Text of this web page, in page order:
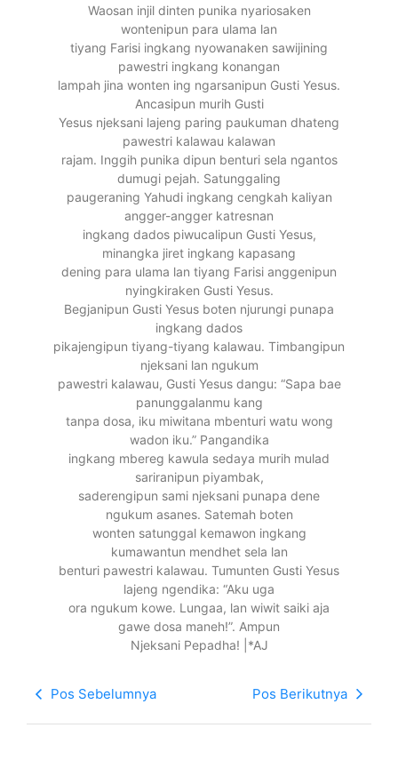
Waosan injil dinten punika nyariosaken
wontenipun para ulama lan
tiyang Farisi ingkang nyowanaken sawijining
pawestri ingkang konangan
lampah jina wonten ing ngarsanipun Gusti Yesus.
Ancasipun murih Gusti
Yesus njeksani lajeng paring paukuman dhateng
pawestri kalawau kalawan
rajam. Inggih punika dipun benturi sela ngantos
dumugi pejah. Satunggaling
paugeraning Yahudi ingkang cengkah kaliyan
angger-angger katresnan
ingkang dados piwucalipun Gusti Yesus,
minangka jiret ingkang kapasang
dening para ulama lan tiyang Farisi anggenipun
nyingkiraken Gusti Yesus.
Begjanipun Gusti Yesus boten njurungi punapa
ingkang dados
pikajengipun tiyang-tiyang kalawau. Timbangipun
njeksani lan ngukum
pawestri kalawau, Gusti Yesus dangu: “Sapa bae
panunggalanmu kang
tanpa dosa, iku miwitana mbenturi watu wong
wadon iku.” Pangandika
ingkang mbereg kawula sedaya murih mulad
sariranipun piyambak,
saderengipun sami njeksani punapa dene
ngukum asanes. Satemah boten
wonten satunggal kemawon ingkang
kumawantun mendhet sela lan
benturi pawestri kalawau. Tumunten Gusti Yesus
lajeng ngendika: “Aku uga
ora ngukum kowe. Lungaa, lan wiwit saiki aja
gawe dosa maneh!”. Ampun
Njeksani Pepadha! |*AJ
Pos Sebelumnya Pos Berikutnya